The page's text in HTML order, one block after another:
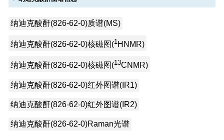
纳迪克酸酐(826-62-0)质谱(MS)
纳迪克酸酐(826-62-0)核磁图(1HNMR)
纳迪克酸酐(826-62-0)核磁图(13CNMR)
纳迪克酸酐(826-62-0)红外图谱(IR1)
纳迪克酸酐(826-62-0)红外图谱(IR2)
纳迪克酸酐(826-62-0)Raman光谱